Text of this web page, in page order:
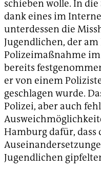
schieben wolle. In
dank eines im
unterdessen die
Jugendlichen, der
Polizeimaßnahme
bereits
er von einem
geschlagen wurde.
Polizei, aber auch
Hamburg dafür, dass
Jugendlichen